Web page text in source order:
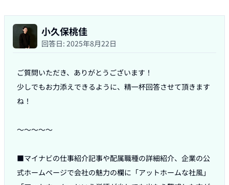
小久保桃佳
回答日: 2025年8月22日
ご質問いただき、ありがとうございます！
少しでもお力添えできるように、精一杯回答させて頂きます
ね！
〜〜〜〜〜
■マイナビの仕事紹介記事や配属職種の詳細紹介、企業の公
式ホームページで会社の魅力の欄に「アットホームな社風」